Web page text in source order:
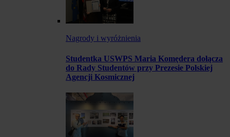
Nagrody i wyróżnienia
Studentka USWPS Maria Komędera dołącza
do Rady Studentów przy Prezesie Polskiej
Agencji Kosmicznej